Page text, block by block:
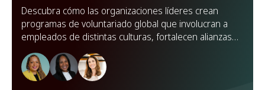
Descubra cómo las organizaciones líderes crean
programas de voluntariado global que involucran a
empleados de distintas culturas, fortalecen alianzas y
amplían su impacto en todo el mundo.